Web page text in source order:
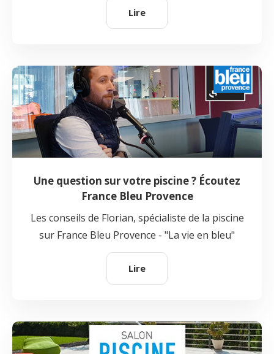
Lire
Une question sur votre piscine ? Écoutez
France Bleu Provence
Les conseils de Florian, spécialiste de la piscine
sur France Bleu Provence - "La vie en bleu"
Lire